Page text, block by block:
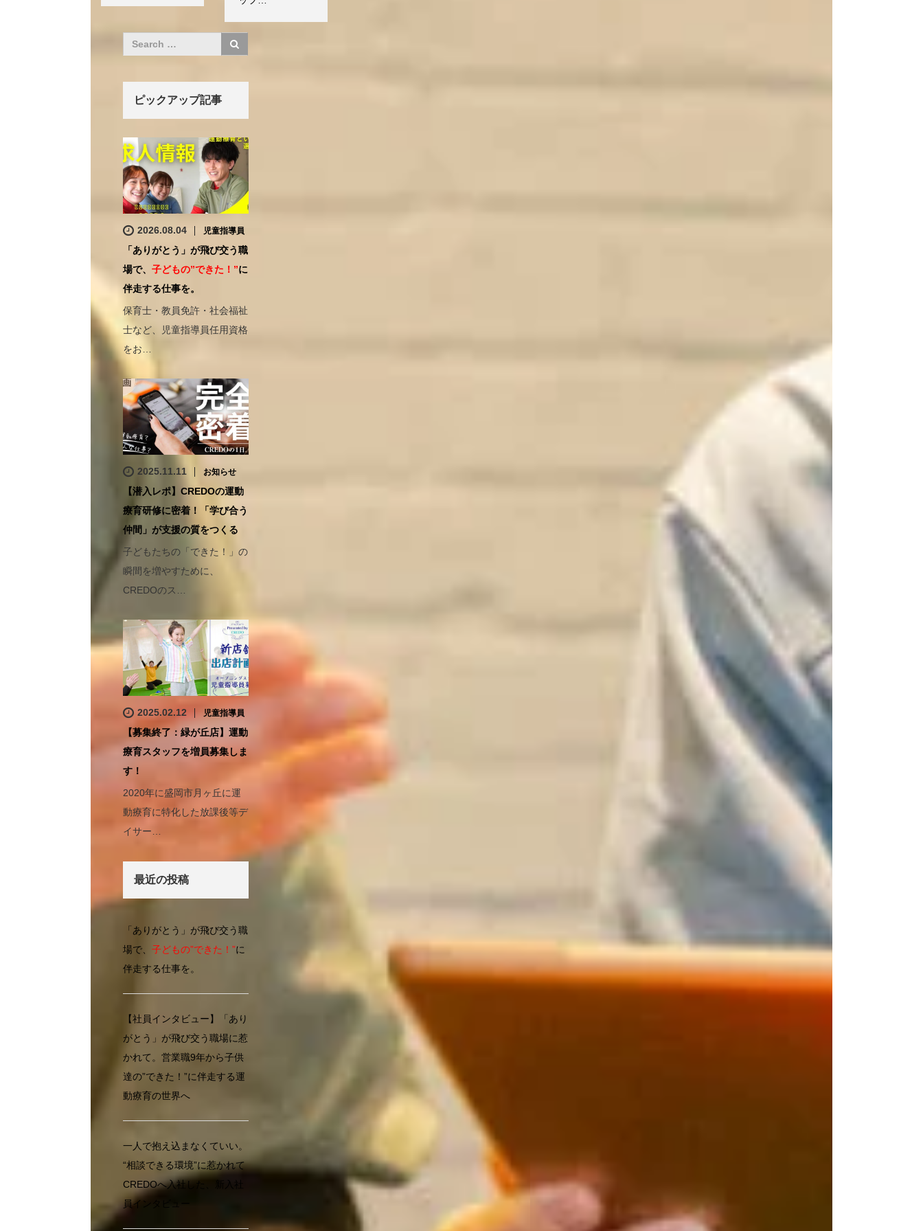
ピックアップ記事
2026.08.04 児童指導員
「ありがとう」が飛び交う職
場で、子どもの”できた！”に
伴走する仕事を。
保育士・教員免許・社会福祉
士など、児童指導員任用資格
をお…
2025.11.11 お知らせ
【潜入レポ】CREDOの運動
療育研修に密着！「学び合う
仲間」が支援の質をつくる
子どもたちの「できた！」の
瞬間を増やすために、
CREDOのス…
2025.02.12 児童指導員
【募集終了：緑が丘店】運動
療育スタッフを増員募集しま
す！
2020年に盛岡市月ヶ丘に運
動療育に特化した放課後等デ
イサー…
最近の投稿
「ありがとう」が飛び交う職
場で、子どもの”できた！”に
伴走する仕事を。
【社員インタビュー】「あり
がとう」が飛び交う職場に惹
かれて。営業職9年から子供
達の”できた！”に伴走する運
動療育の世界へ
一人で抱え込まなくていい。
“相談できる環境”に惹かれて
CREDOへ入社した、新入社
員インタビュー